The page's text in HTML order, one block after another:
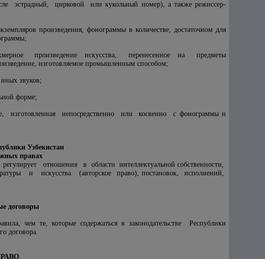
эстрадный, цирковой или кукольный номер), а также режиссер-
произведения, фонограммы в количестве, достаточном для
произведение искусства, перенесенное на предметы
изготовляемое промышленным способом;
звуков;
форме;
изготовленная непосредственно или косвенно с фонограммы и
Узбекистан
правах
отношения в области интеллектуальной собственности,
и искусства (авторское право), постановок, исполнений,
договоры
чем те, которые содержаться в законодательстве Республики
договора.